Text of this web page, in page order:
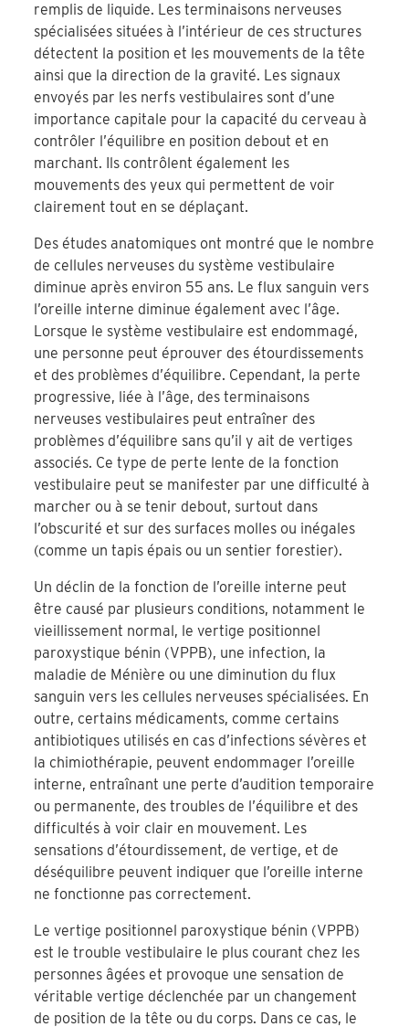
remplis de liquide. Les terminaisons nerveuses
spécialisées situées à l’intérieur de ces structures
détectent la position et les mouvements de la tête
ainsi que la direction de la gravité. Les signaux
envoyés par les nerfs vestibulaires sont d’une
importance capitale pour la capacité du cerveau à
contrôler l’équilibre en position debout et en
marchant. Ils contrôlent également les
mouvements des yeux qui permettent de voir
clairement tout en se déplaçant.
Des études anatomiques ont montré que le nombre
de cellules nerveuses du système vestibulaire
diminue après environ 55 ans. Le flux sanguin vers
l’oreille interne diminue également avec l’âge.
Lorsque le système vestibulaire est endommagé,
une personne peut éprouver des étourdissements
et des problèmes d’équilibre. Cependant, la perte
progressive, liée à l’âge, des terminaisons
nerveuses vestibulaires peut entraîner des
problèmes d’équilibre sans qu’il y ait de vertiges
associés. Ce type de perte lente de la fonction
vestibulaire peut se manifester par une difficulté à
marcher ou à se tenir debout, surtout dans
l’obscurité et sur des surfaces molles ou inégales
(comme un tapis épais ou un sentier forestier).
Un déclin de la fonction de l’oreille interne peut
être causé par plusieurs conditions, notamment le
vieillissement normal, le vertige positionnel
paroxystique bénin (VPPB), une infection, la
maladie de Ménière ou une diminution du flux
sanguin vers les cellules nerveuses spécialisées. En
outre, certains médicaments, comme certains
antibiotiques utilisés en cas d’infections sévères et
la chimiothérapie, peuvent endommager l’oreille
interne, entraînant une perte d’audition temporaire
ou permanente, des troubles de l’équilibre et des
difficultés à voir clair en mouvement. Les
sensations d’étourdissement, de vertige, et de
déséquilibre peuvent indiquer que l’oreille interne
ne fonctionne pas correctement.
Le vertige positionnel paroxystique bénin (VPPB)
est le trouble vestibulaire le plus courant chez les
personnes âgées et provoque une sensation de
véritable vertige déclenchée par un changement
de position de la tête ou du corps. Dans ce cas, le